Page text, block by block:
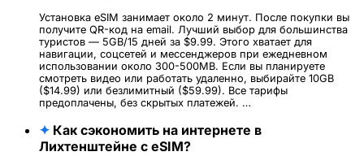
Установка eSIM занимает около 2 минут. После покупки вы
получите QR-код на email. Лучший выбор для большинства
туристов — 5GB/15 дней за $9.99. Этого хватает для
навигации, соцсетей и мессенджеров при ежедневном
использовании около 300-500MB. Если вы планируете
смотреть видео или работать удаленно, выбирайте 10GB
($14.99) или безлимитный ($59.99). Все тарифы
предоплачены, без скрытых платежей. …
✦ Как сэкономить на интернете в
Лихтенштейне с eSIM?